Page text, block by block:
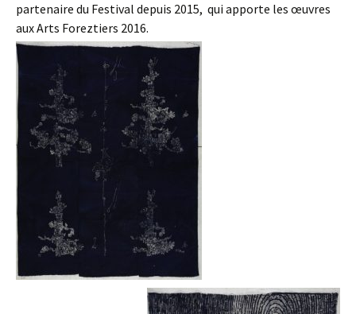
partenaire du Festival depuis 2015, qui apporte les œuvres
aux Arts Foreztiers 2016.